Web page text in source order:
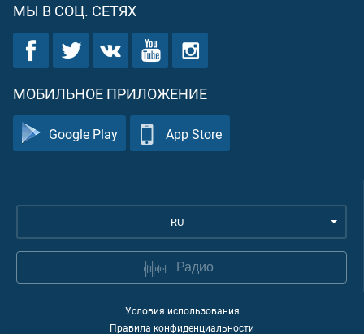
МЫ В СОЦ. СЕТЯХ
МОБИЛЬНОЕ ПРИЛОЖЕНИЕ
Google Play App Store
RU
Радио
Условия использования
Правила конфиденциальности